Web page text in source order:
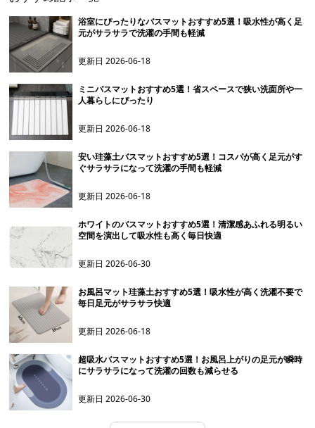
浴室にぴったりなバスマットおすすめ5選！吸水性が高く足
元がサラサラで洗濯の手間も軽減
更新日2026-06-18
ミニバスマットおすすめ5選！省スペースで狭い洗面所や一
人暮らしにぴったり
更新日2026-06-18
安い珪藻土バスマットおすすめ5選！コスパが高く足元がす
ぐサラサラになって洗濯の手間も軽減
更新日2026-06-18
ホワイトのバスマットおすすめ5選！清潔感あふれる明るい
空間を演出して吸水性も高く毎日快適
更新日2026-06-30
お風呂マット珪藻土おすすめ5選！吸水性が高く洗濯不要で
毎日足元がサラサラ快適
更新日2026-06-18
超吸水バスマットおすすめ5選！お風呂上がりの足元が瞬時
にサラサラになって洗濯の回数も減らせる
更新日2026-06-30